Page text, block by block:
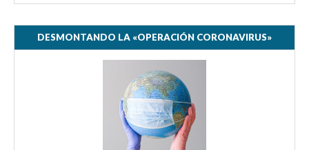
DESMONTANDO LA «OPERACIÓN CORONAVIRUS»